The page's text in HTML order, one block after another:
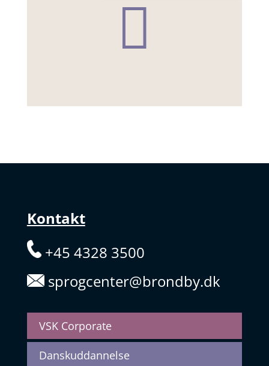

Kontakt
+45 4328 3500
sprogcenter@brondby.dk
VSK Corporate
Danskuddannelse